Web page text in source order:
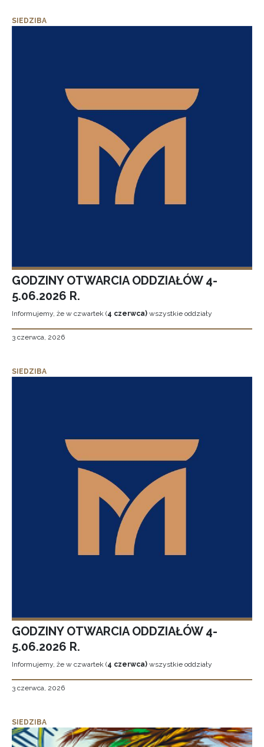
SIEDZIBA
GODZINY OTWARCIA ODDZIAŁÓW 4-
5.06.2026 R.
Informujemy, że w czwartek (4 czerwca) wszystkie oddziały
3 czerwca, 2026
SIEDZIBA
GODZINY OTWARCIA ODDZIAŁÓW 4-
5.06.2026 R.
Informujemy, że w czwartek (4 czerwca) wszystkie oddziały
3 czerwca, 2026
SIEDZIBA